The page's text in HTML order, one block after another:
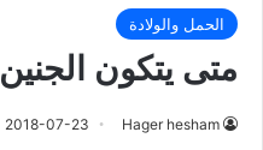
الحمل والولادة
متى يتكون الجنين
Hager hesham
2018-07-23